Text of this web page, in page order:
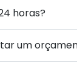
horas?
um